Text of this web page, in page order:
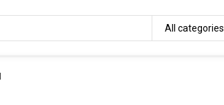
All categories